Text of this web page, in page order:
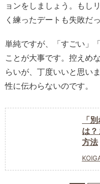
ョンをしましょう。もし
く練ったデートも失敗だ
単純ですが、「すごい」
ことが大事です。控えめ
らいが、丁度いいと思い
性に伝わらないのです。
「
は
方法